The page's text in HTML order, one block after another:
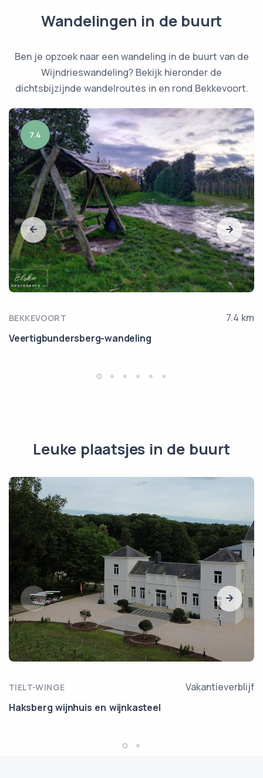
Wandelingen in de buurt
Ben je opzoek naar een wandeling in de buurt van de
Wijndrieswandeling? Bekijk hieronder de
dichtsbijzijnde wandelroutes in en rond Bekkevoort.
7.4
BEKKEVOORT
7.4 km
Veertigbundersberg-wandeling
Leuke plaatsjes in de buurt
TIELT-WINGE
Vakantieverblijf
Haksberg wijnhuis en wijnkasteel